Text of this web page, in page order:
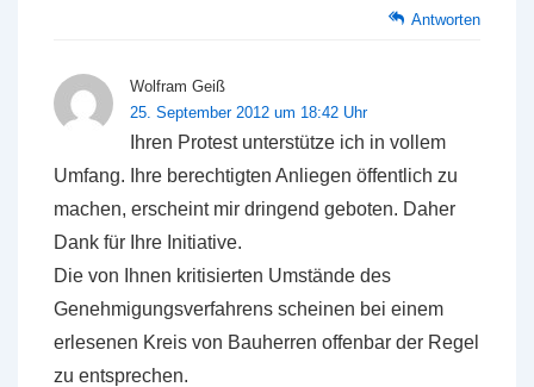
Antworten
Wolfram Geiß
25. September 2012 um 18:42 Uhr
Ihren Protest unterstütze ich in vollem
Umfang. Ihre berechtigten Anliegen öffentlich zu
machen, erscheint mir dringend geboten. Daher
Dank für Ihre Initiative.
Die von Ihnen kritisierten Umstände des
Genehmigungsverfahrens scheinen bei einem
erlesenen Kreis von Bauherren offenbar der Regel
zu entsprechen.